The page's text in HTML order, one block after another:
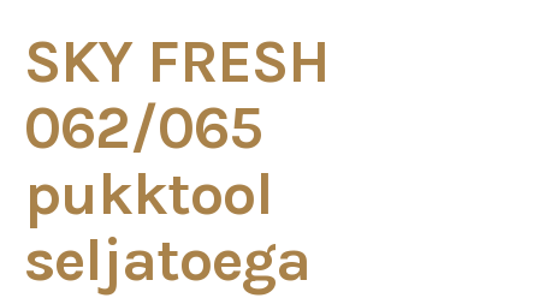
SKY FRESH
062/065
pukktool
seljatoega